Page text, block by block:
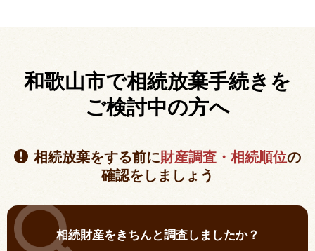
和歌山市で相続放棄手続きを
ご検討中の方へ
相続放棄をする前に財産調査・相続順位の
確認をしましょう
相続財産をきちんと調査しましたか？